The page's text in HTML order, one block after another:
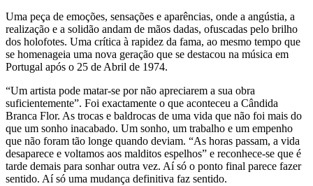
Uma peça de emoções, sensações e aparências, onde a angústia, a
realização e a solidão andam de mãos dadas, ofuscadas pelo brilho
dos holofotes. Uma crítica à rapidez da fama, ao mesmo tempo que
se homenageia uma nova geração que se destacou na música em
Portugal após o 25 de Abril de 1974.
“Um artista pode matar-se por não apreciarem a sua obra
suficientemente”. Foi exactamente o que aconteceu a Cândida
Branca Flor. As trocas e baldrocas de uma vida que não foi mais do
que um sonho inacabado. Um sonho, um trabalho e um empenho
que não foram tão longe quando deviam. “As horas passam, a vida
desaparece e voltamos aos malditos espelhos” e reconhece-se que é
tarde demais para sonhar outra vez. Aí só o ponto final parece fazer
sentido. Aí só uma mudança definitiva faz sentido.